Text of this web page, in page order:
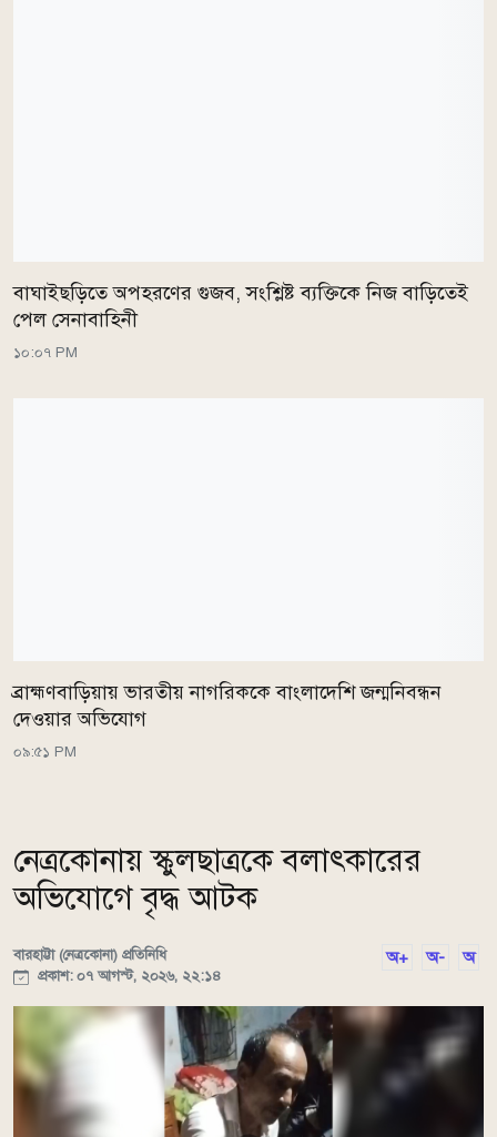
বাঘাইছড়িতে অপহরণের গুজব, সংশ্লিষ্ট ব্যক্তিকে নিজ বাড়িতেই
পেল সেনাবাহিনী
১০:০৭ PM
ব্রাহ্মণবাড়িয়ায় ভারতীয় নাগরিককে বাংলাদেশি জন্মনিবন্ধন
দেওয়ার অভিযোগ
০৯:৫১ PM
নেত্রকোনায় স্কুলছাত্রকে বলাৎকারের
অভিযোগে বৃদ্ধ আটক
বারহাট্টা (নেত্রকোনা) প্রতিনিধি
প্রকাশ: ০৭ আগস্ট, ২০২৬, ২২:১৪
অ+ অ- অ